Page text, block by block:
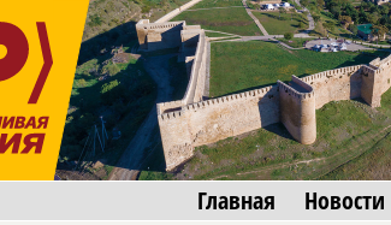
Главная Новости